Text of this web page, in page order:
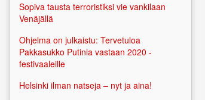
Sopiva tausta terroristiksi vie vankilaan
Venäjällä
Ohjelma on julkaistu: Tervetuloa
Pakkasukko Putinia vastaan 2020 -
festivaaleille
Helsinki ilman natseja – nyt ja aina!